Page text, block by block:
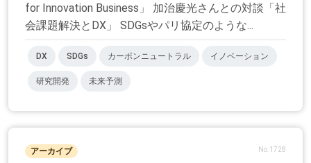
for Innovation Business」 加治慶光さんとの対談「社
会課題解決とDX」 SDGsやパリ協定のような...
DX SDGs カーボンニュートラル イノベーション
研究開発 未来予測
アーカイブ No.1728